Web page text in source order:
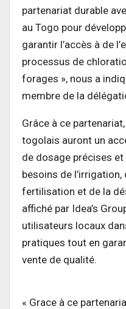
partenariat durable
au Togo pour
garantir l’accès à de
processus de
forages », nous a
membre de la
Grâce à ce
togolais auront un
de dosage précises
besoins de l’irrigation,
fertilisation et de la
affiché par Idea’s
utilisateurs locaux
pratiques tout en
vente de qualité.
« Grace à ce